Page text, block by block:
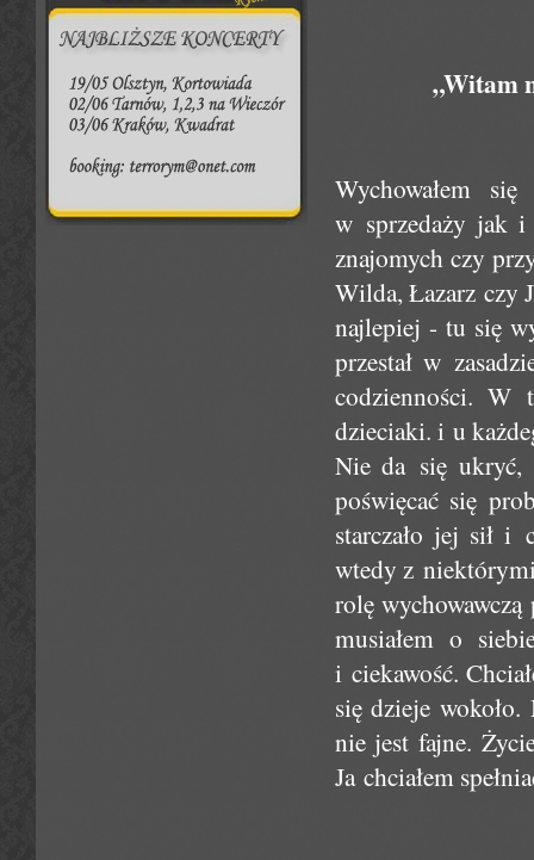
„Witam
Wychowałem
w sprzedaży jak
znajomych czy
Wilda, Łazarz czy
najlepiej - tu się
przestał w
codzienności. W
dzieciaki. i u
Nie da się ukryć,
poświęcać się
starczało jej sił i
wtedy z
rolę
musiałem o
i ciekawość.
się dzieje
nie jest fajne.
Ja chciałem